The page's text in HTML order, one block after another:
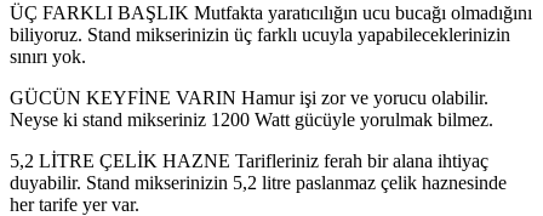
ÜÇ FARKLI BAŞLIK Mutfakta yaratıcılığın ucu bucağı olmadığını
biliyoruz. Stand mikserinizin üç farklı ucuyla yapabileceklerinizin
sınırı yok.
GÜCÜN KEYFİNE VARIN Hamur işi zor ve yorucu olabilir.
Neyse ki stand mikseriniz 1200 Watt gücüyle yorulmak bilmez.
5,2 LİTRE ÇELİK HAZNE Tarifleriniz ferah bir alana ihtiyaç
duyabilir. Stand mikserinizin 5,2 litre paslanmaz çelik haznesinde
her tarife yer var.